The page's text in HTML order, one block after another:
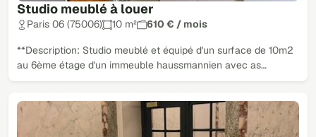
Studio meublé à louer
Paris 06 (75006) 10 m² 610 € / mois
**Description: Studio meublé et équipé d'un surface de 10m2
au 6ème étage d'un immeuble haussmannien avec as…